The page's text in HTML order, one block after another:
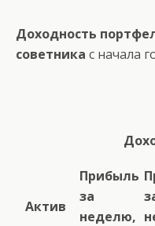
Доходность
советника с начала
Актив
Прибыль
за
неделю,